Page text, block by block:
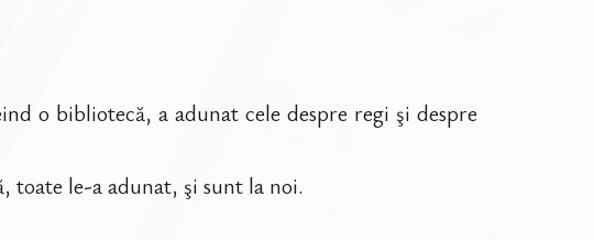
o bibliotecă, a adunat cele despre regi şi despre
toate le-a adunat, şi sunt la noi.